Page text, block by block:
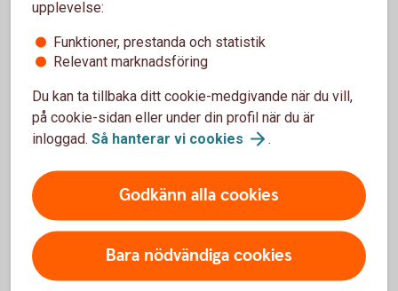
Juridisk hjälp när livet förändras
Ska du skilja dig och driver företag? Vår
samarbetspartner Familjens Jurist kan hjälpa till –
oavsett om du vill få en överblick, skriva juridiska
dokument eller boka rådgivning.
Gör en Livsbesiktning kostnadsfritt – få koll på
Skriv avtal och dokument själv eller med stöd –
få 20 % rabatt
upplevelse:
Funktioner, prestanda och statistik
Relevant marknadsföring
Du kan ta tillbaka ditt cookie-medgivande när du vill,
på cookie-sidan eller under din profil när du är
inloggad. Så hanterar vi cookies .
Godkänn alla cookies
Bara nödvändiga cookies